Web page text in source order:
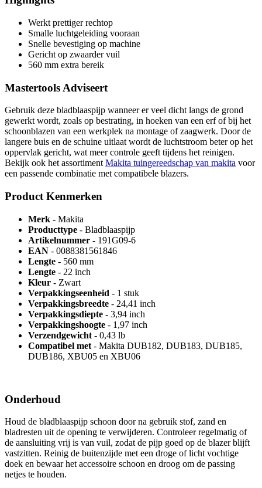
Werkt prettiger rechtop
Smalle luchtgeleiding vooraan
Snelle bevestiging op machine
Gericht op zwaarder vuil
560 mm extra bereik
Mastertools Adviseert
Gebruik deze bladblaaspijp wanneer er veel dicht langs de grond
gewerkt wordt, zoals op bestrating, in hoeken van een erf of bij het
schoonblazen van een werkplek na montage of zaagwerk. Door de
langere buis en de schuine uitlaat wordt de luchtstroom beter op het
oppervlak gericht, wat meer controle geeft tijdens het reinigen.
Bekijk ook het assortiment Makita tuingereedschap van makita voor
een passende combinatie met compatibele blazers.
Product Kenmerken
Merk - Makita
Producttype - Bladblaaspijp
Artikelnummer - 191G09-6
EAN - 0088381561846
Lengte - 560 mm
Lengte - 22 inch
Kleur - Zwart
Verpakkingseenheid - 1 stuk
Verpakkingsbreedte - 24,41 inch
Verpakkingsdiepte - 3,94 inch
Verpakkingshoogte - 1,97 inch
Verzendgewicht - 0,43 lb
Compatibel met - Makita DUB182, DUB183, DUB185,
DUB186, XBU05 en XBU06
Onderhoud
Houd de bladblaaspijp schoon door na gebruik stof, zand en
bladresten uit de opening te verwijderen. Controleer regelmatig of
de aansluiting vrij is van vuil, zodat de pijp goed op de blazer blijft
vastzitten. Reinig de buitenzijde met een droge of licht vochtige
doek en bewaar het accessoire schoon en droog om de passing
netjes te houden.